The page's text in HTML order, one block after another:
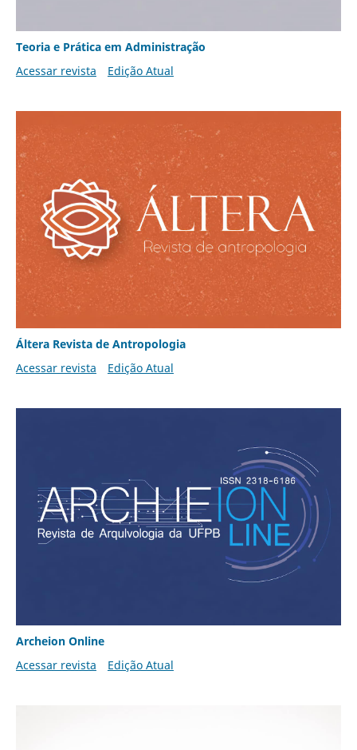
Teoria e Prática em Administração
Acessar revista
Edição Atual
Áltera Revista de Antropologia
Acessar revista
Edição Atual
Archeion Online
Acessar revista
Edição Atual